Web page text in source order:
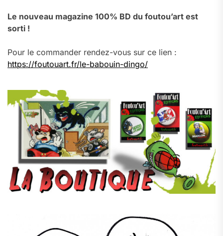
Le nouveau magazine 100% BD du foutou’art est
sorti !
Pour le commander rendez-vous sur ce lien :
https://foutouart.fr/le-babouin-dingo/